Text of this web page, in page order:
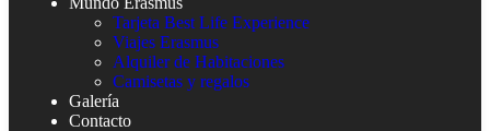
Tarjeta Best Life Experience
Viajes Erasmus
Alquiler de Habitaciones
Camisetas y regalos
Galería
Contacto